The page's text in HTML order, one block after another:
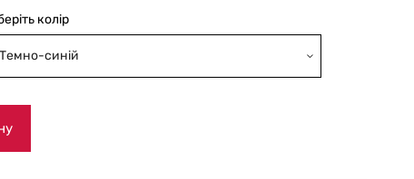
колір
Темно-синій